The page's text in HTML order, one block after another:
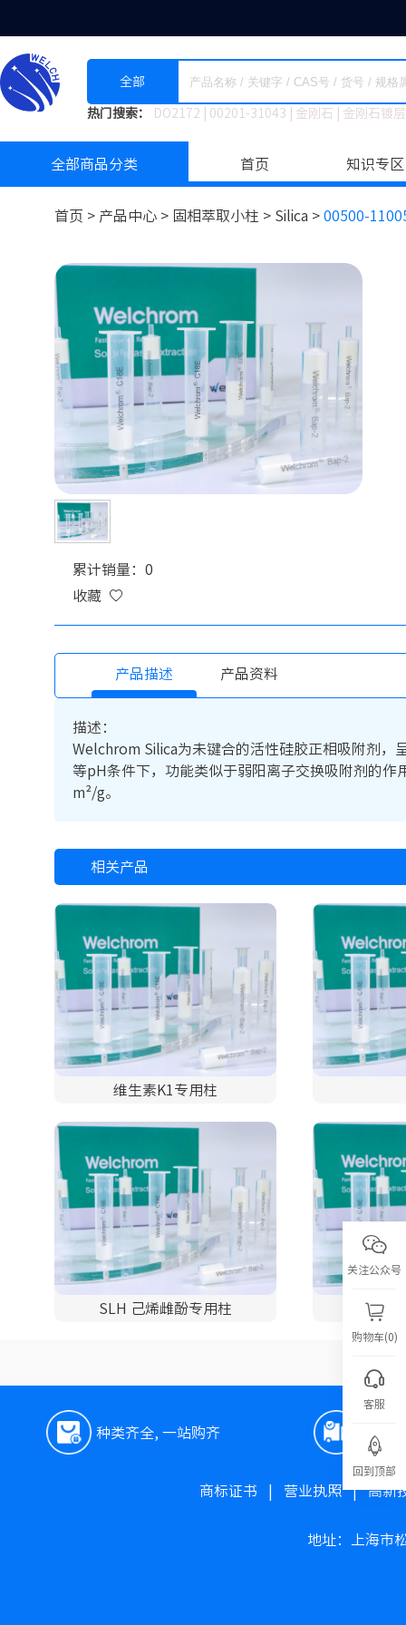
全部
热门搜索： DO2172 00201-31043 金刚石 金刚石镀
全部商品分类 首页 知识专区
首页 > 产品中心 > 固相萃取小柱 > Silica > 00500-
累计销量：0
收藏
产品描述 产品资料
描述：
Welchrom Silica为未键合的活性硅胶正相吸附剂，
等pH条件下，功能类似于弱阳离子交换吸附剂的
m²/g。
相关产品
维生素K1专用柱
SLH 己烯雌酚专用柱 苏丹
种类齐全, 一站购齐 极速
商标证书 营业执照|高新
地址：上海市
关注公众号
购物车(0)
客服
回到顶部